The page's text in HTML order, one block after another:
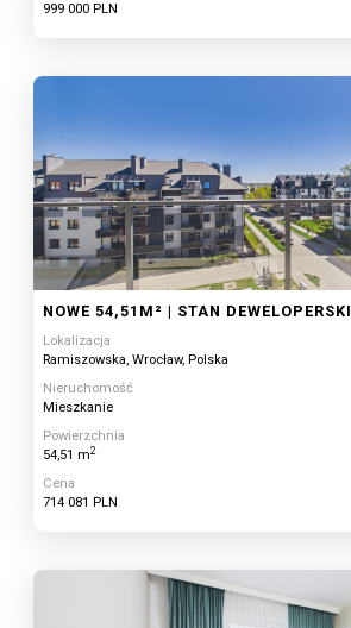
999 000 PLN
NOWE 54,51M² | STAN DEWELOPERSKI
Lokalizacja
Ramiszowska, Wrocław, Polska
Nieruchomość
Mieszkanie
Powierzchnia
54,51 m2
Cena
714 081 PLN